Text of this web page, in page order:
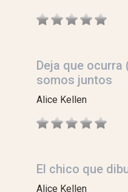
Deja que
somos juntos
Alice Kellen
El chico que
Alice Kellen